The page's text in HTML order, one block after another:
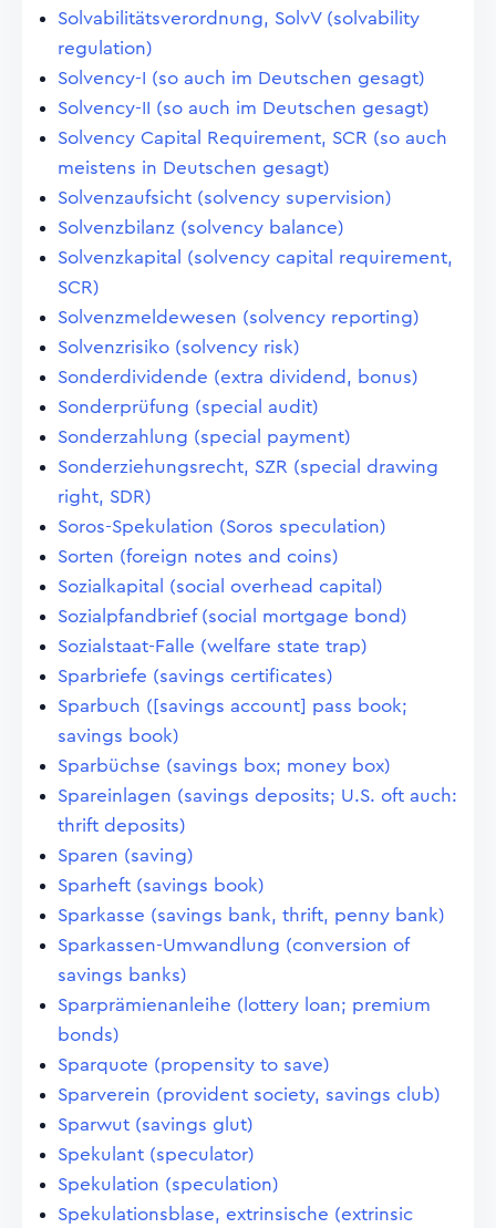
Solvabilitätsverordnung, SolvV (solvability
regulation)
Solvency-I (so auch im Deutschen gesagt)
Solvency-II (so auch im Deutschen gesagt)
Solvency Capital Requirement, SCR (so auch
meistens in Deutschen gesagt)
Solvenzaufsicht (solvency supervision)
Solvenzbilanz (solvency balance)
Solvenzkapital (solvency capital requirement,
SCR)
Solvenzmeldewesen (solvency reporting)
Solvenzrisiko (solvency risk)
Sonderdividende (extra dividend, bonus)
Sonderprüfung (special audit)
Sonderzahlung (special payment)
Sonderziehungsrecht, SZR (special drawing
right, SDR)
Soros-Spekulation (Soros speculation)
Sorten (foreign notes and coins)
Sozialkapital (social overhead capital)
Sozialpfandbrief (social mortgage bond)
Sozialstaat-Falle (welfare state trap)
Sparbriefe (savings certificates)
Sparbuch ([savings account] pass book;
savings book)
Sparbüchse (savings box; money box)
Spareinlagen (savings deposits; U.S. oft auch:
thrift deposits)
Sparen (saving)
Sparheft (savings book)
Sparkasse (savings bank, thrift, penny bank)
Sparkassen-Umwandlung (conversion of
savings banks)
Sparprämienanleihe (lottery loan; premium
bonds)
Sparquote (propensity to save)
Sparverein (provident society, savings club)
Sparwut (savings glut)
Spekulant (speculator)
Spekulation (speculation)
Spekulationsblase, extrinsische (extrinsic